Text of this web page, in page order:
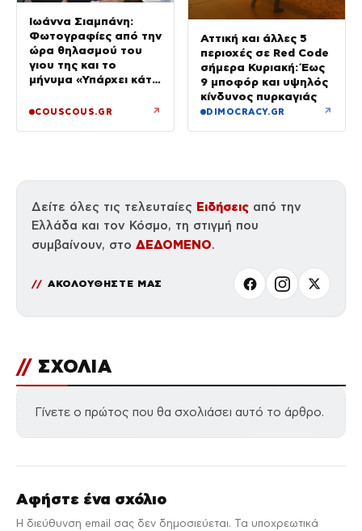
Ιωάννα Σιαμπάνη:
Φωτογραφίες από την
ώρα θηλασμού του
γιου της και το
μήνυμα «Υπάρχει κάτι
αργές μέρες»
COUSCOUS.GR ↗
Αττική και άλλες 5
περιοχές σε Red Code
σήμερα Κυριακή: Έως
9 μποφόρ και υψηλός
κίνδυνος πυρκαγιάς
DIMOCRACY.GR ↗
Δείτε όλες τις τελευταίες Ειδήσεις από την
Ελλάδα και τον Κόσμο, τη στιγμή που
συμβαίνουν, στο ΔΕΔΟΜΕΝΟ.
ΑΚΟΛΟΥΘΗΣΤΕ ΜΑΣ
// ΣΧΟΛΙΑ
Γίνετε ο πρώτος που θα σχολιάσει αυτό το άρθρο.
Αφήστε ένα σχόλιο
Η διεύθυνση email σας δεν δημοσιεύεται. Τα υποχρεωτικά